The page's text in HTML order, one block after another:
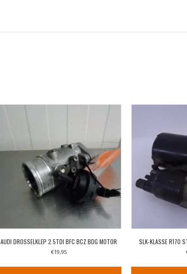
AUDI DROSSELKLEP 2.5TDI BFC BCZ BDG MOTOR
€19,95
SLK-KLASSE R170